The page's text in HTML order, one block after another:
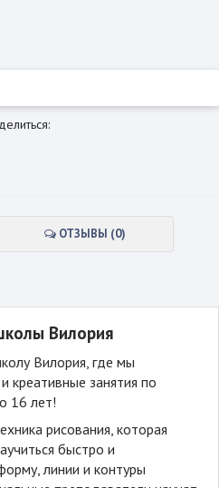
ОТЗЫВЫ (0)
Вилория
Вилория, где мы
креативные занятия по
16 лет!
рисования, которая
быстро и
линии и контуры